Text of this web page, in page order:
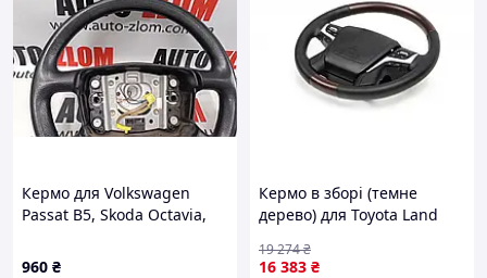
Кермо для Volkswagen
Passat B5, Skoda Octavia,
960 ₴
Кермо в зборі (темне
дерево) для Toyota Land
2023 рр
16 383 ₴
19 274₴